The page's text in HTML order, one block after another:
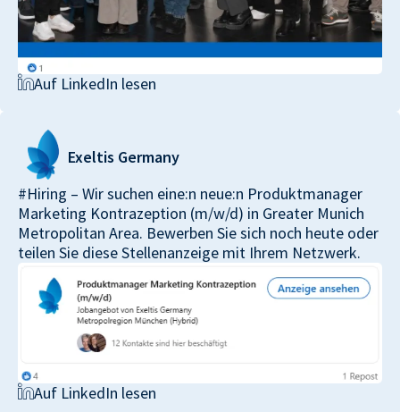
Auf LinkedIn lesen
Exeltis Germany
#Hiring – Wir suchen eine:n neue:n Produktmanager
Marketing Kontrazeption (m/w/d) in Greater Munich
Metropolitan Area. Bewerben Sie sich noch heute oder
teilen Sie diese Stellenanzeige mit Ihrem Netzwerk.
Auf LinkedIn lesen